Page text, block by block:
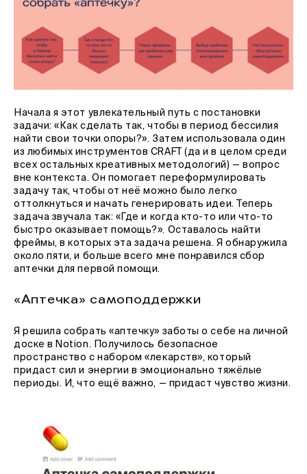
Начала я этот увлекательный путь с постановки
задачи: «Как сделать так, чтобы в период бессилия
найти свои точки опоры?». Затем использовала один
из любимых инструментов CRAFT (да и в целом среди
всех остальных креативных методологий) — вопрос
вне контекста. Он помогает переформулировать
задачу так, чтобы от неё можно было легко
оттолкнуться и начать генерировать идеи. Теперь
задача звучала так: «Где и когда кто-то или что-то
быстро оказывает помощь?». Оставалось найти
фреймы, в которых эта задача решена. Я обнаружила
около пяти, и больше всего мне понравился сбор
аптечки для первой помощи.
«Аптечка» самоподдержки
Я решила собрать «аптечку» заботы о себе на личной
доске в Notion. Получилось безопасное
пространство с набором «лекарств», который
придаст сил и энергии в эмоционально тяжёлые
периоды. И, что ещё важно, — придаст чувство жизни.